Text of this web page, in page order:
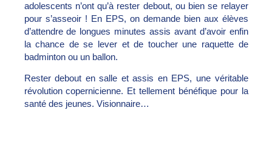
adolescents n’ont qu’à rester debout, ou bien se relayer
pour s’asseoir ! En EPS, on demande bien aux élèves
d’attendre de longues minutes assis avant d’avoir enfin
la chance de se lever et de toucher une raquette de
badminton ou un ballon.
Rester debout en salle et assis en EPS, une véritable
révolution copernicienne. Et tellement bénéfique pour la
santé des jeunes. Visionnaire…